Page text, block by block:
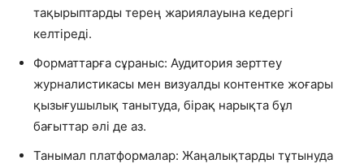
тақырыптарды терең жариялауына кедергі
келтіреді.
Форматтарға сұраныс: Аудитория зерттеу
журналистикасы мен визуалды контентке жоғары
қызығушылық танытуда, бірақ нарықта бұл
бағыттар әлі де аз.
Танымал платформалар: Жаңалықтарды тұтынуда